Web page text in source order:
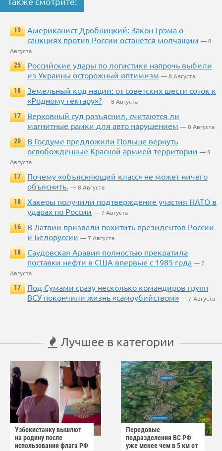
19
Американист Дробницкий: Закон Грэма о
санкциях против России останется молчащим — 8
Августа
25
Российские удары по логистике напрочь выбили
из Украины осторожный оптимизм — 8 Августа
18
Земельный код нации: от советских шести соток к
«Родному гектару»? — 8 Августа
17
Верховный суд разъяснил, считаются ли
магнитные рамки для авто нарушением — 8 Августа
20
В Госдуме предложили Польше вернуть
освобожденные Красной армией территории — 8
Августа
17
Почему «объясняющий класс» не может ничего
объяснить. — 8 Августа
18
Хакеры получили подтверждение участия НАТО в
ударах по России — 7 Августа
16
В Латвии призвали похитить президентов России
и Белоруссии — 7 Августа
18
Саудовская Аравия полностью прекратила
поставки нефти в США впервые с 1985 года — 7
Августа
17
Под Сумами сразу несколько командиров групп
ВСУ покончили жизнь «самоубийством» — 7 Августа
Лучшее в категории
Узбекистанку вышлют
на родину после
использования флага РФ
Передовые
подразделения ВС РФ
уже менее чем в 5 км от